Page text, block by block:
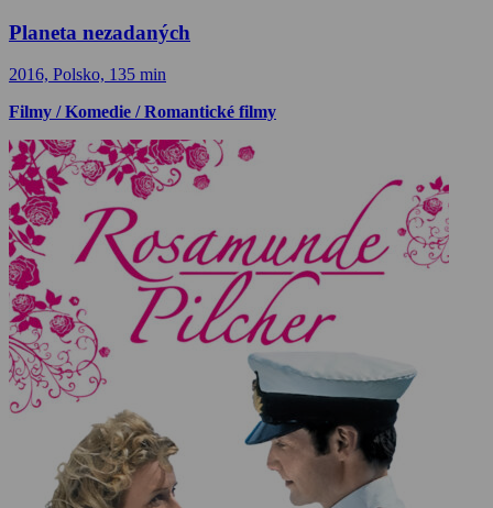
Planeta nezadaných
2016, Polsko, 135 min
Filmy / Komedie / Romantické filmy